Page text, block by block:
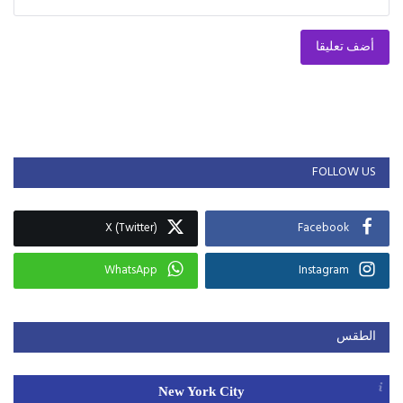
أضف تعليقا
FOLLOW US
Facebook
X (Twitter)
Instagram
WhatsApp
الطقس
New York City